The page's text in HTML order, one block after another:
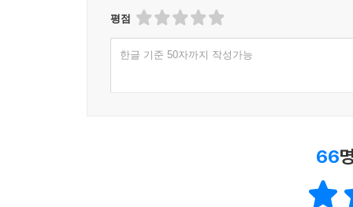
평점
한글 기준 50자까지 작성가능
66